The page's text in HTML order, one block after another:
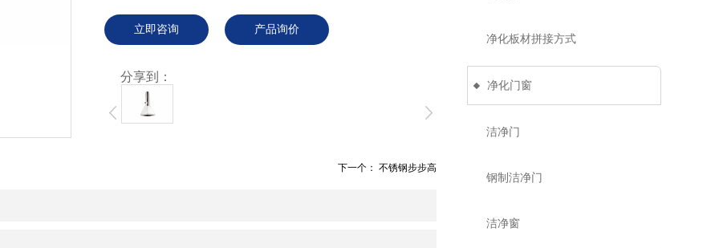
净化板材拼接方式
净化门窗
洁净门
钢制洁净门
洁净窗
立即咨询 产品询价
分享到：
下一个： 不锈钢步步高